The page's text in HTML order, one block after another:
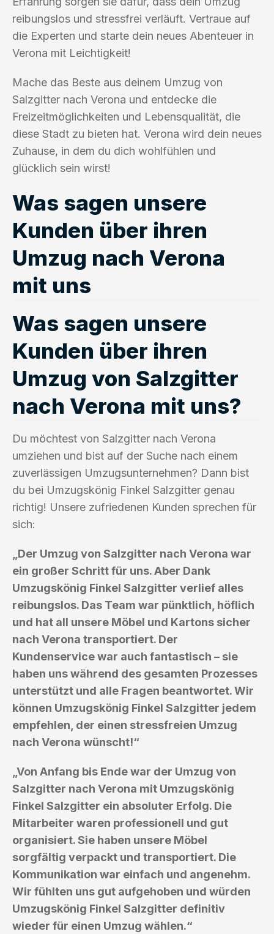
reibungslos und stressfrei verläuft. Vertraue auf
die Experten und starte dein neues Abenteuer in
Verona mit Leichtigkeit!
Mache das Beste aus deinem Umzug von
Salzgitter nach Verona und entdecke die
Freizeitmöglichkeiten und Lebensqualität, die
diese Stadt zu bieten hat. Verona wird dein neues
Zuhause, in dem du dich wohlfühlen und
glücklich sein wirst!
Was sagen unsere
Kunden über ihren
Umzug nach Verona
mit uns
Was sagen unsere
Kunden über ihren
Umzug von Salzgitter
nach Verona mit uns?
Du möchtest von Salzgitter nach Verona
umziehen und bist auf der Suche nach einem
zuverlässigen Umzugsunternehmen? Dann bist
du bei Umzugskönig Finkel Salzgitter genau
richtig! Unsere zufriedenen Kunden sprechen für
sich:
„Der Umzug von Salzgitter nach Verona war
ein großer Schritt für uns. Aber Dank
Umzugskönig Finkel Salzgitter verlief alles
reibungslos. Das Team war pünktlich, höflich
und hat all unsere Möbel und Kartons sicher
nach Verona transportiert. Der
Kundenservice war auch fantastisch – sie
haben uns während des gesamten Prozesses
unterstützt und alle Fragen beantwortet. Wir
können Umzugskönig Finkel Salzgitter jedem
empfehlen, der einen stressfreien Umzug
nach Verona wünscht!“
„Von Anfang bis Ende war der Umzug von
Salzgitter nach Verona mit Umzugskönig
Finkel Salzgitter ein absoluter Erfolg. Die
Mitarbeiter waren professionell und gut
organisiert. Sie haben unsere Möbel
sorgfältig verpackt und transportiert. Die
Kommunikation war einfach und angenehm.
Wir fühlten uns gut aufgehoben und würden
Umzugskönig Finkel Salzgitter definitiv
wieder für einen Umzug wählen.“